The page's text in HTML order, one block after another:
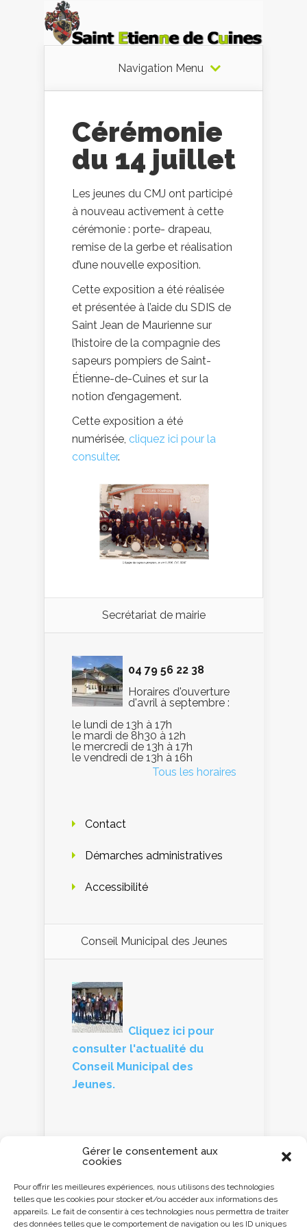
Gérer le consentement aux
cookies
Pour offrir les meilleures expériences, nous utilisons des technologies
telles que les cookies pour stocker et/ou accéder aux informations des
appareils. Le fait de consentir à ces technologies nous permettra de traiter
des données telles que le comportement de navigation ou les ID uniques
Navigation Menu
Cérémonie
du 14 juillet
Les jeunes du CMJ ont participé
à nouveau activement à cette
cérémonie : porte- drapeau,
remise de la gerbe et réalisation
d’une nouvelle exposition.
Cette exposition a été réalisée
et présentée à l’aide du SDIS de
Saint Jean de Maurienne sur
l’histoire de la compagnie des
sapeurs pompiers de Saint-
Étienne-de-Cuines et sur la
notion d’engagement.
Cette exposition a été
numérisée, cliquez ici pour la
consulter.
Secrétariat de mairie
04 79 56 22 38
Horaires d'ouverture
d'avril à septembre :
le lundi de 13h à 17h
le mardi de 8h30 à 12h
le mercredi de 13h à 17h
le vendredi de 13h à 16h
Tous les horaires
Contact
Démarches administratives
Accessibilité
Conseil Municipal des Jeunes
Cliquez ici pour
consulter l'actualité du
Conseil Municipal des
Jeunes.
Panneau d'information
Cliquez ici ou
scannez le QR code